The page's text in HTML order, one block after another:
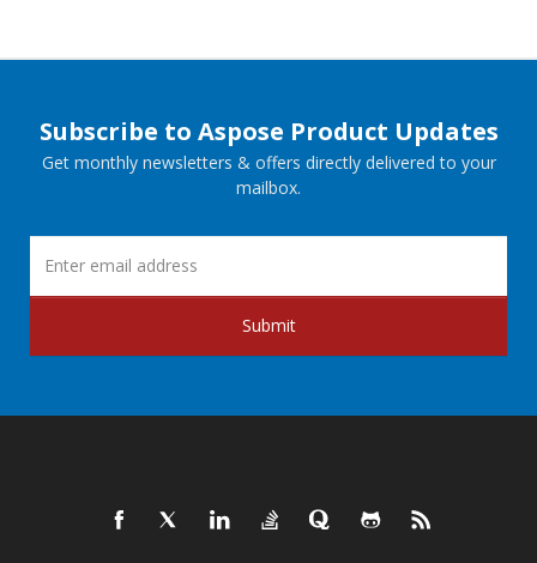
Subscribe to Aspose Product Updates
Get monthly newsletters & offers directly delivered to your
mailbox.
Submit